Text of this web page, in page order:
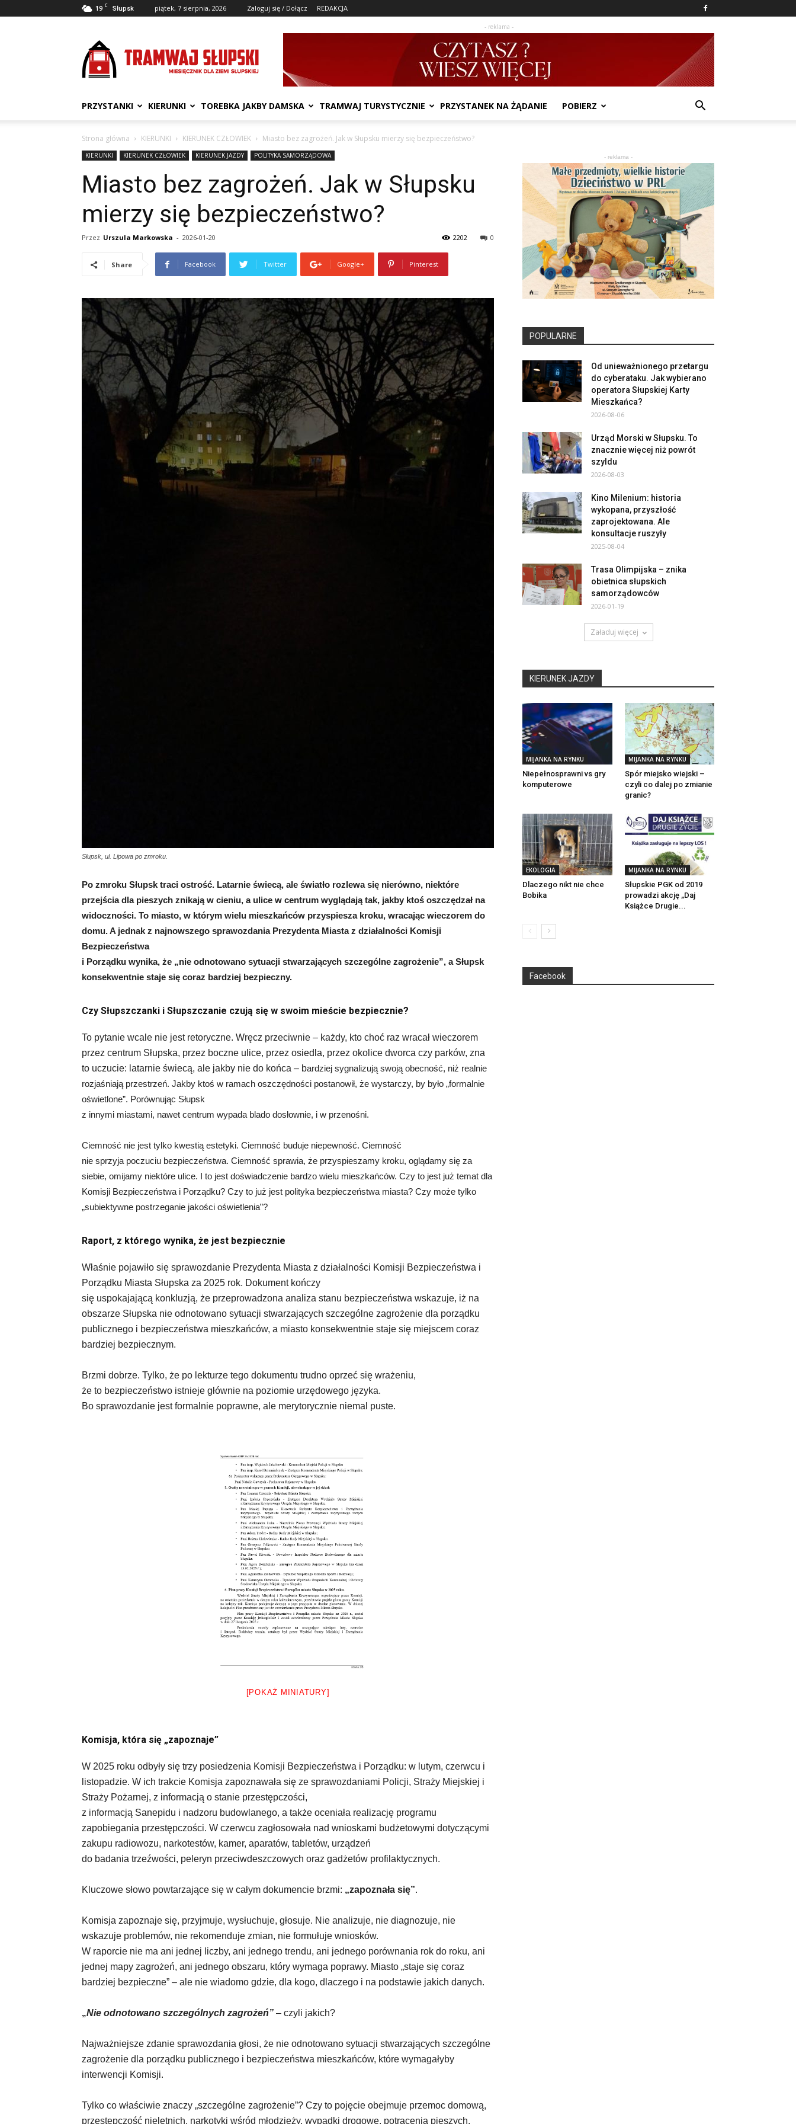
19 C Słupsk piątek, 7 sierpnia, 2026 Zaloguj się / Dołącz REDAKCJA
Tramwaj
Słupski
- reklama -
PRZYSTANKI KIERUNKI TOREBKA JAKBY DAMSKA TRAMWAJ TURYSTYCZNIE PRZYSTANEK NA ŻĄDANIE POBIERZ
Strona główna KIERUNKI KIERUNEK CZŁOWIEK Miasto bez zagrożeń. Jak w Słupsku mierzy się bezpieczeństwo?
KIERUNKI KIERUNEK CZŁOWIEK KIERUNEK JAZDY POLITYKA SAMORZĄDOWA
Miasto bez zagrożeń. Jak w Słupsku
mierzy się bezpieczeństwo?
Przez Urszula Markowska - 2026-01-20 0
2202
Share Facebook Twitter Google+ Pinterest
Słupsk, ul. Lipowa po zmroku.
Po zmroku Słupsk traci ostrość. Latarnie świecą, ale światło rozlewa się nierówno, niektóre
przejścia dla pieszych znikają w cieniu, a ulice w centrum wyglądają tak, jakby ktoś oszczędzał na
widoczności. To miasto, w którym wielu mieszkańców przyspiesza kroku, wracając wieczorem do
domu.A jednak z najnowszego sprawozdania Prezydenta Miasta z działalności Komisji
Bezpieczeństwa
i Porządku wynika, że „nie odnotowano sytuacji stwarzających szczególne zagrożenie”, a Słupsk
konsekwentnie staje się coraz bardziej bezpieczny.
Czy Słupszczanki i Słupszczanie czują się w swoim mieście bezpiecznie?
To pytanie wcale nie jest retoryczne. Wręcz przeciwnie – każdy, kto choć raz wracał wieczorem
przez centrum Słupska, przez boczne ulice, przez osiedla, przez okolice dworca czy parków, zna
to uczucie: latarnie świecą, ale jakby nie do końca – bardziej sygnalizują swoją obecność, niż realnie
rozjaśniają przestrzeń. Jakby ktoś w ramach oszczędności postanowił, że wystarczy, by było „formalnie
oświetlone”. Porównując Słupsk
z innymi miastami, nawet centrum wypada blado dosłownie, i w przenośni.
Ciemność nie jest tylko kwestią estetyki. Ciemność buduje niepewność. Ciemność
nie sprzyja poczuciu bezpieczeństwa. Ciemność sprawia, że przyspieszamy kroku, oglądamy się za
siebie, omijamy niektóre ulice. I to jest doświadczenie bardzo wielu mieszkańców. Czy to jest już temat dla
Komisji Bezpieczeństwa i Porządku? Czy to już jest polityka bezpieczeństwa miasta? Czy może tylko
„subiektywne postrzeganie jakości oświetlenia”?
Raport, z którego wynika, że jest bezpiecznie
Właśnie pojawiło się sprawozdanie Prezydenta Miasta z działalności Komisji Bezpieczeństwa i
Porządku Miasta Słupska za 2025 rok. Dokument kończy
się uspokajającą konkluzją, że przeprowadzona analiza stanu bezpieczeństwa wskazuje, iż na
obszarze Słupska nie odnotowano sytuacji stwarzających szczególne zagrożenie dla porządku
publicznego i bezpieczeństwa mieszkańców, a miasto konsekwentnie staje się miejscem coraz
bardziej bezpiecznym.
Brzmi dobrze. Tylko, że po lekturze tego dokumentu trudno oprzeć się wrażeniu,
że to bezpieczeństwo istnieje głównie na poziomie urzędowego języka.
Bo sprawozdanie jest formalnie poprawne, ale merytorycznie niemal puste.
[POKAŻ MINIATURY]
Komisja, która się „zapoznaje”
W 2025 roku odbyły się trzy posiedzenia Komisji Bezpieczeństwa i Porządku: w lutym, czerwcu i
listopadzie. W ich trakcie Komisja zapoznawała się ze sprawozdaniami Policji, Straży Miejskiej i
Straży Pożarnej, z informacją o stanie przestępczości,
z informacją Sanepidu i nadzoru budowlanego, a także oceniała realizację programu
zapobiegania przestępczości. W czerwcu zagłosowała nad wnioskami budżetowymi dotyczącymi
zakupu radiowozu, narkotestów, kamer, aparatów, tabletów, urządzeń
do badania trzeźwości, peleryn przeciwdeszczowych oraz gadżetów profilaktycznych.
Kluczowe słowo powtarzające się w całym dokumencie brzmi: „zapoznała się”.
Komisja zapoznaje się, przyjmuje, wysłuchuje, głosuje. Nie analizuje, nie diagnozuje, nie
wskazuje problemów, nie rekomenduje zmian, nie formułuje wniosków.
W raporcie nie ma ani jednej liczby, ani jednego trendu, ani jednego porównania rok do roku, ani
jednej mapy zagrożeń, ani jednego obszaru, który wymaga poprawy. Miasto „staje się coraz
bardziej bezpieczne” – ale nie wiadomo gdzie, dla kogo, dlaczego i na podstawie jakich danych.
„Nie odnotowano szczególnych zagrożeń” – czyli jakich?
Najważniejsze zdanie sprawozdania głosi, że nie odnotowano sytuacji stwarzających szczególne
zagrożenie dla porządku publicznego i bezpieczeństwa mieszkańców, które wymagałyby
interwencji Komisji.
Tylko co właściwie znaczy „szczególne zagrożenie”? Czy to pojęcie obejmuje przemoc domową,
przestępczość nieletnich, narkotyki wśród młodzieży, wypadki drogowe, potrącenia pieszych,
- reklama -
POPULARNE
Od unieważnionego przetargu
do cyberataku. Jak wybierano
operatora Słupskiej Karty
Mieszkańca?
2026-08-06
Urząd Morski w Słupsku. To
znacznie więcej niż powrót
szyldu
2026-08-03
Kino Milenium: historia
wykopana, przyszłość
zaprojektowana. Ale
konsultacje ruszyły
2025-08-04
Trasa Olimpijska – znika
obietnica słupskich
samorządowców
2026-01-19
Załaduj więcej
KIERUNEK JAZDY
MIJANKA NA RYNKU
Niepełnosprawni vs gry
komputerowe
MIJANKA NA RYNKU
Spór miejsko wiejski –
czyli co dalej po zmianie
granic?
EKOLOGIA
Dlaczego nikt nie chce
Bobika
MIJANKA NA RYNKU
Słupskie PGK od 2019
prowadzi akcję „Daj
Książce Drugie...
Facebook